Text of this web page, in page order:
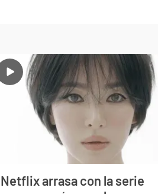
Netflix arrasa con la serie